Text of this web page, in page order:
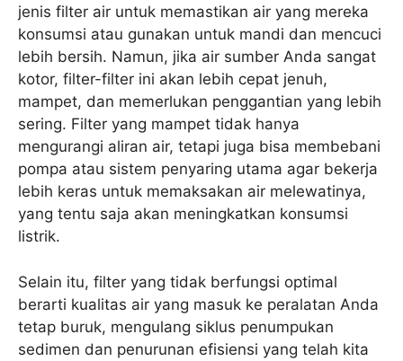
jenis filter air untuk memastikan air yang mereka
konsumsi atau gunakan untuk mandi dan mencuci
lebih bersih. Namun, jika air sumber Anda sangat
kotor, filter-filter ini akan lebih cepat jenuh,
mampet, dan memerlukan penggantian yang lebih
sering. Filter yang mampet tidak hanya
mengurangi aliran air, tetapi juga bisa membebani
pompa atau sistem penyaring utama agar bekerja
lebih keras untuk memaksakan air melewatinya,
yang tentu saja akan meningkatkan konsumsi
listrik.
Selain itu, filter yang tidak berfungsi optimal
berarti kualitas air yang masuk ke peralatan Anda
tetap buruk, mengulang siklus penumpukan
sedimen dan penurunan efisiensi yang telah kita